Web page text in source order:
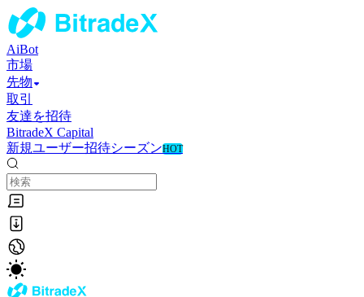
AiBot
市場
先物
取引
友達を招待
BitradeX Capital
新規ユーザー招待シーズンHOT